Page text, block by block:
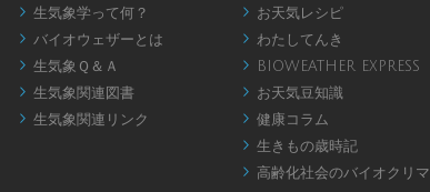
 生気象学って何？
 バイオウェザーとは
 生気象Ｑ＆Ａ
 生気象関連図書
 生気象関連リンク
 お天気レシピ
 わたしてんき
 BIOWEATHER EXPRESS
 お天気豆知識
 健康コラム
 生きもの歳時記
 高齢化社会のバイオクリマ